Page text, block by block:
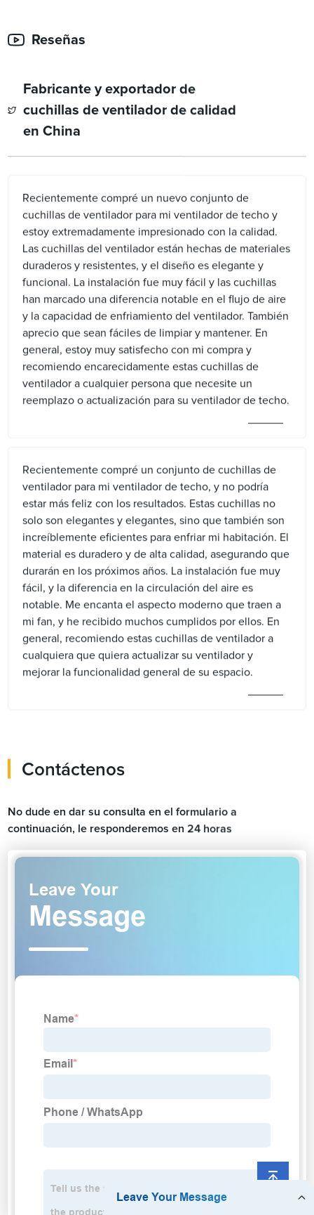
Reseñas
Fabricante y exportador de
cuchillas de ventilador de calidad
en China
Recientemente compré un nuevo conjunto de
cuchillas de ventilador para mi ventilador de techo y
estoy extremadamente impresionado con la calidad.
Las cuchillas del ventilador están hechas de materiales
duraderos y resistentes, y el diseño es elegante y
funcional. La instalación fue muy fácil y las cuchillas
han marcado una diferencia notable en el flujo de aire
y la capacidad de enfriamiento del ventilador. También
aprecio que sean fáciles de limpiar y mantener. En
general, estoy muy satisfecho con mi compra y
recomiendo encarecidamente estas cuchillas de
ventilador a cualquier persona que necesite un
reemplazo o actualización para su ventilador de techo.
Recientemente compré un conjunto de cuchillas de
ventilador para mi ventilador de techo, y no podría
estar más feliz con los resultados. Estas cuchillas no
solo son elegantes y elegantes, sino que también son
increíblemente eficientes para enfriar mi habitación. El
material es duradero y de alta calidad, asegurando que
durarán en los próximos años. La instalación fue muy
fácil, y la diferencia en la circulación del aire es
notable. Me encanta el aspecto moderno que traen a
mi fan, y he recibido muchos cumplidos por ellos. En
general, recomiendo estas cuchillas de ventilador a
cualquiera que quiera actualizar su ventilador y
mejorar la funcionalidad general de su espacio.
Contáctenos
No dude en dar su consulta en el formulario a
continuación, le responderemos en 24 horas